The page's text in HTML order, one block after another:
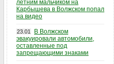
летним мальчиком на
Карбышева в Волжском попал
на видео
23.01
В Волжском
эвакуировали автомобили,
оставленные под
запрещающими знаками